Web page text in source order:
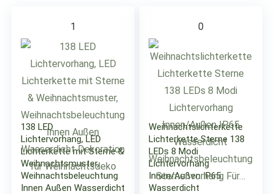
1
138 LED
Lichtervorhang, LED
Lichterkette mit Sterne &
Weihnachtsmuster,
Weihnachtsbeleuchtung
Innen Außen Wasserdicht
0
Weihnachtslichterkette
Lichterkette Sterne 138
LEDs 8 Modi
Lichtervorhang
Innen/Außen IP65
Wasserdicht